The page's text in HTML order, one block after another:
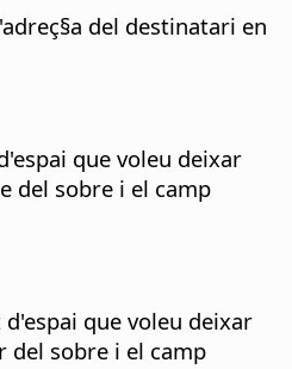
del destinatari en
que voleu deixar
del sobre i el camp
que voleu deixar
del sobre i el camp